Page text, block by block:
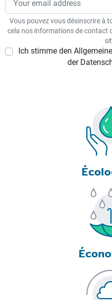
Vous pouvez vous désinscrire à
cela nos informations de contact
Ich stimme den
der